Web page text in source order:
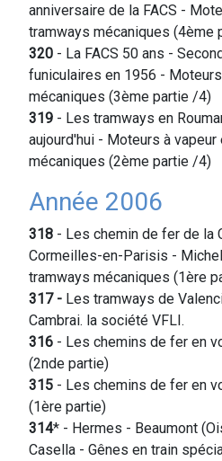
anniversaire de la FACS -
tramways mécaniques (4ème
320 - La FACS 50 ans -
funiculaires en 1956 -
mécaniques (3ème partie /4)
319 - Les tramways en
aujourd'hui - Moteurs à
mécaniques (2ème partie /4)
Année 2006
318 - Les chemin de fer de la
Cormeilles-en-Parisis -
tramways mécaniques (1ère
317 - Les tramways de
Cambrai. la société VFLI.
316 - Les chemins de fer en
(2nde partie)
315 - Les chemins de fer en
(1ère partie)
314* - Hermes - Beaumont
Casella - Gênes en train